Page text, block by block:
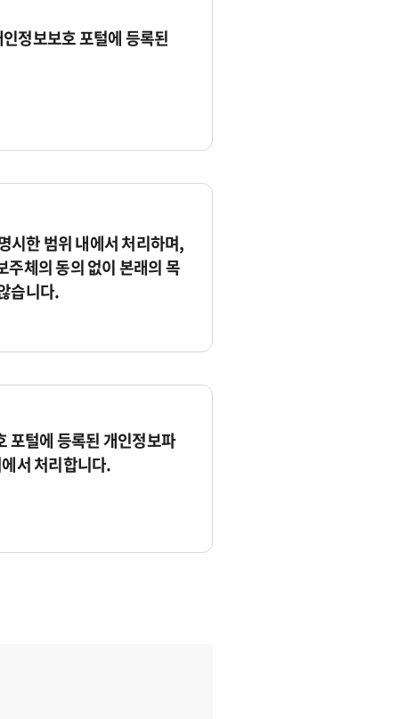
정보보호 포털에 등록된
시한 범위 내에서 처리하며,
체의 동의 없이 본래의 목
습니다.
포털에 등록된 개인정보파
서 처리합니다.